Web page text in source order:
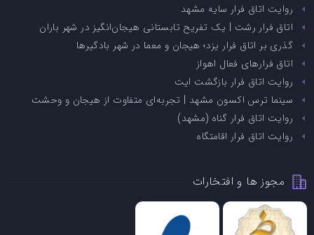
روایت اتاق فرار سایه مشهد
اتاق فرار رشت | یک تفریح تابستانی هیجان‌انگیز در شهر باران
گذری بر اتاق فرار یزد؛ هیجان و معما در شهر بادگیرها
اتاق فرارهای فعال اهواز
روایت اتاق فرار بازگشت ایت
سینما ترس اکسون مشهد | تجربه‌ای متفاوت از هیجان و وحشت
روایت اتاق فرار گناه (مشهد)
روایت اتاق فرار اقامتگاه
مجوز ها و افتخارات